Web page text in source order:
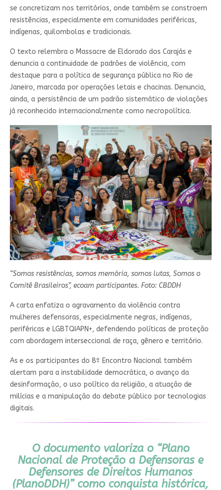
se concretizam nos territórios, onde também se constroem
resistências, especialmente em comunidades periféricas,
indígenas, quilombolas e tradicionais.
O texto relembra o Massacre de Eldorado dos Carajás e
denuncia a continuidade de padrões de violência, com
destaque para a política de segurança pública no Rio de
Janeiro, marcada por operações letais e chacinas. Denuncia,
ainda, a persistência de um padrão sistemático de violações
já reconhecido internacionalmente como necropolítica.
“Somos resistências, somos memória, somos lutas, Somos o
Comitê Brasileiros”, ecoam participantes. Foto: CBDDH
A carta enfatiza o agravamento da violência contra
mulheres defensoras, especialmente negras, indígenas,
periféricas e LGBTQIAPN+, defendendo políticas de proteção
com abordagem interseccional de raça, gênero e território.
As e os participantes do 8º Encontro Nacional também
alertam para a instabilidade democrática, o avanço da
desinformação, o uso político da religião, a atuação de
milícias e a manipulação do debate público por tecnologias
digitais.
O documento valoriza o “Plano
Nacional de Proteção a Defensoras e
Defensores de Direitos Humanos
(PlanoDDH)” como conquista histórica,